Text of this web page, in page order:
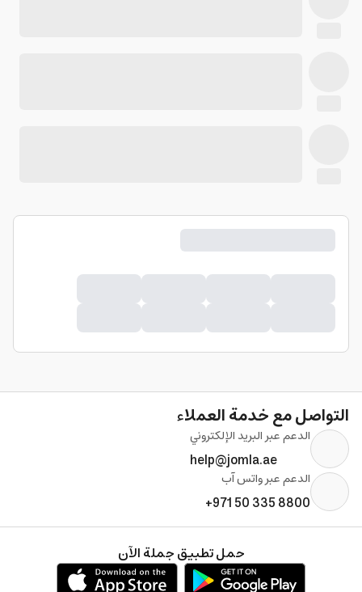
التواصل مع خدمة العملاء
الدعم عبر البريد الإلكتروني
help@jomla.ae
الدعم عبر واتس آب
+971 50 335 8800
حمل تطبيق جملة الآن